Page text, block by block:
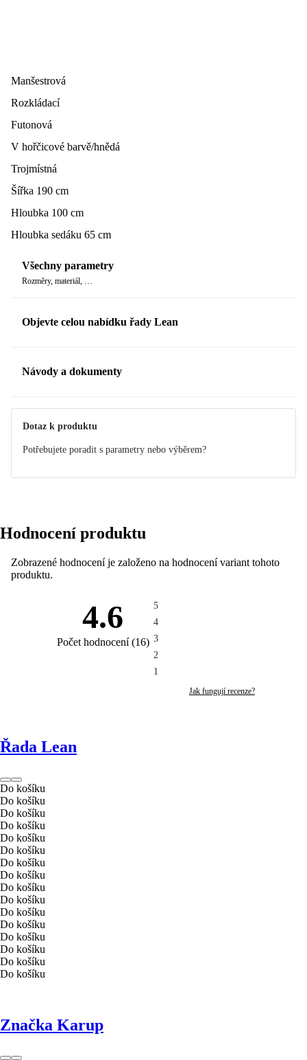
Manšestrová
Rozkládací
Futonová
V hořčicové barvě/hnědá
Trojmístná
Šířka 190 cm
Hloubka 100 cm
Hloubka sedáku 65 cm
Všechny parametry
Rozměry, materiál, …
Objevte celou nabídku řady Lean
Návody a dokumenty
Dotaz k produktu
Potřebujete poradit s parametry nebo výběrem?
Hodnocení produktu
Zobrazené hodnocení je založeno na hodnocení variant tohoto
produktu.
4.6
Počet hodnocení(16)
5
4
3
2
1
Jak fungují recenze?
Řada Lean
Do košíku
Do košíku
Do košíku
Do košíku
Do košíku
Do košíku
Do košíku
Do košíku
Do košíku
Do košíku
Do košíku
Do košíku
Do košíku
Do košíku
Do košíku
Do košíku
Značka Karup